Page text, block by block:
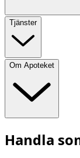
Tjänster
Om Apoteket
Handla